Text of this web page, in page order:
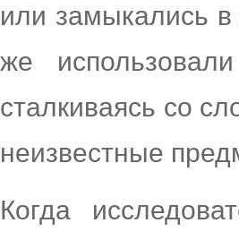
или замыкались
же
сталкиваясь со
неизвестные
Когда